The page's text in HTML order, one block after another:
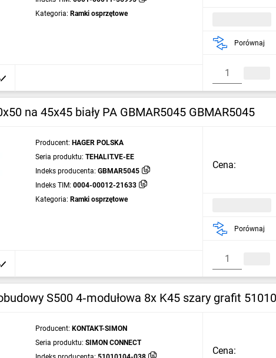
Kategoria: Ramki osprzętowe
Porównaj
na 45x45 biały PA GBMAR5045 GBMAR5045
Producent: HAGER POLSKA
Seria produktu: TEHALIT.VE-EE
Indeks producenta: GBMAR5045
Indeks TIM: 0004-00012-21633
Kategoria: Ramki osprzętowe
Cena:
Porównaj
S500 4‑modułowa 8x K45 szary grafit
Producent: KONTAKT-SIMON
Seria produktu: SIMON CONNECT
Cena: